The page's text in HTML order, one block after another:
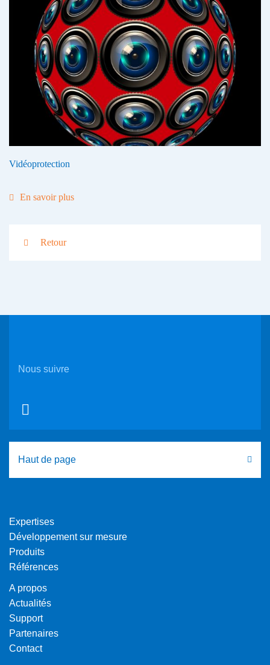
Vidéoprotection
En savoir plus
Retour
Nous suivre
Haut de page
Expertises
Développement sur mesure
Produits
Références
A propos
Actualités
Support
Partenaires
Contact